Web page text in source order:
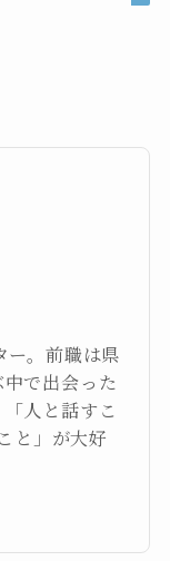
。前職は県
で出会った
人と話すこ
と」が大好